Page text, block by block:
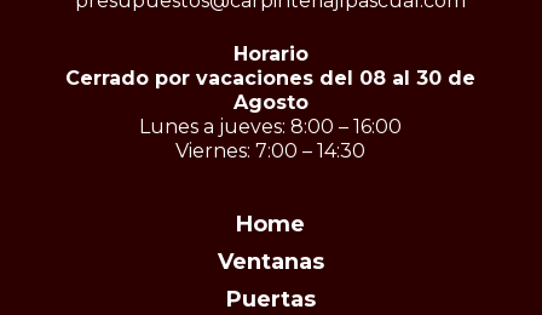
Horario
Cerrado por vacaciones del 08 al 30 de
Agosto
Lunes a jueves: 8:00 – 16:00
Viernes: 7:00 – 14:30
Home
Ventanas
Puertas